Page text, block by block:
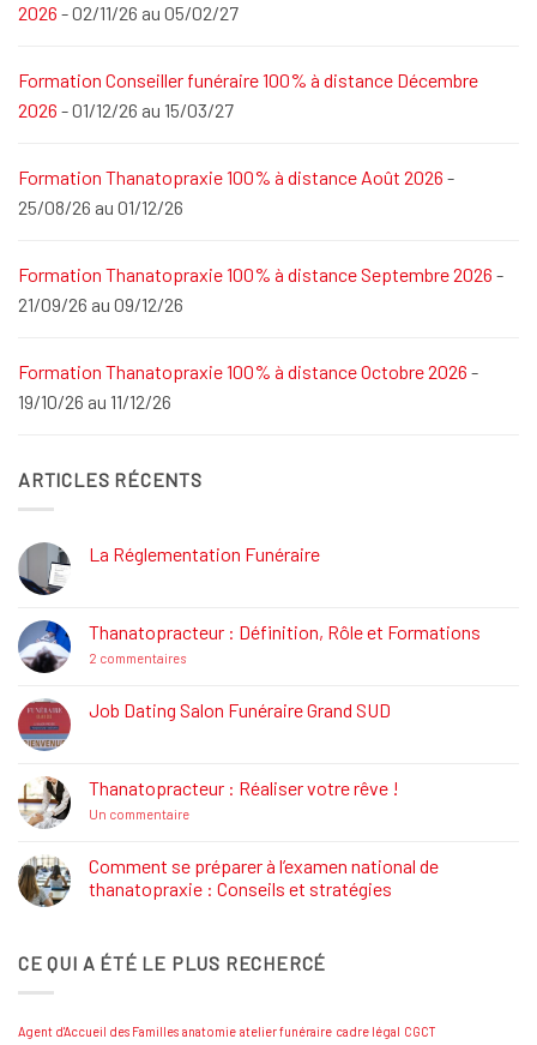
2026 - 02/11/26 au 05/02/27
Formation Conseiller funéraire 100% à distance Décembre
2026 - 01/12/26 au 15/03/27
Formation Thanatopraxie 100% à distance Août 2026 -
25/08/26 au 01/12/26
Formation Thanatopraxie 100% à distance Septembre 2026 -
21/09/26 au 09/12/26
Formation Thanatopraxie 100% à distance Octobre 2026 -
19/10/26 au 11/12/26
ARTICLES RÉCENTS
La Réglementation Funéraire
La
Réglementation
Funéraire
Thanatopracteur : Définition, Rôle et Formations
2 commentairessur
Définition,
Rôle
Job Dating Salon Funéraire Grand SUD
Job
Dating
Salon
SUD
Thanatopracteur : Réaliser votre rêve !
Un commentairesur
Réaliser
votre
rêve
Comment se préparer à l’examen national de
thanatopraxie : Conseils et stratégies
Comment
se
national
CE QUI A ÉTÉ LE PLUS RECHERCÉ
Agent d'Accueil des Familles anatomie atelier funéraire cadre légal CGCT